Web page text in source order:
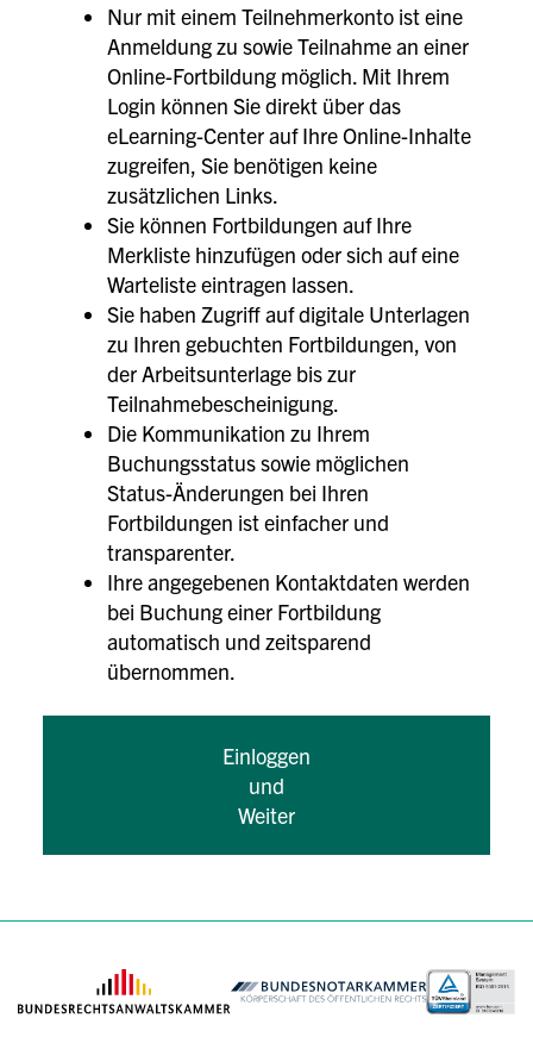
Nur mit einem Teilnehmerkonto ist eine
Anmeldung zu sowie Teilnahme an einer
Online-Fortbildung möglich. Mit Ihrem
Login können Sie direkt über das
eLearning-Center auf Ihre Online-Inhalte
zugreifen, Sie benötigen keine
zusätzlichen Links.
Sie können Fortbildungen auf Ihre
Merkliste hinzufügen oder sich auf eine
Warteliste eintragen lassen.
Sie haben Zugriff auf digitale Unterlagen
zu Ihren gebuchten Fortbildungen, von
der Arbeitsunterlage bis zur
Teilnahmebescheinigung.
Die Kommunikation zu Ihrem
Buchungsstatus sowie möglichen
Status-Änderungen bei Ihren
Fortbildungen ist einfacher und
transparenter.
Ihre angegebenen Kontaktdaten werden
bei Buchung einer Fortbildung
automatisch und zeitsparend
übernommen.
Einloggen
und
Weiter